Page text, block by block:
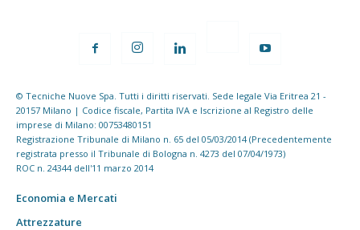
© Tecniche Nuove Spa. Tutti i diritti riservati. Sede legale Via Eritrea 21 -
20157 Milano | Codice fiscale, Partita IVA e Iscrizione al Registro delle
imprese di Milano: 00753480151
Registrazione Tribunale di Milano n. 65 del 05/03/2014 (Precedentemente
registrata presso il Tribunale di Bologna n. 4273 del 07/04/1973)
ROC n. 24344 dell'11 marzo 2014
Economia e Mercati
Attrezzature